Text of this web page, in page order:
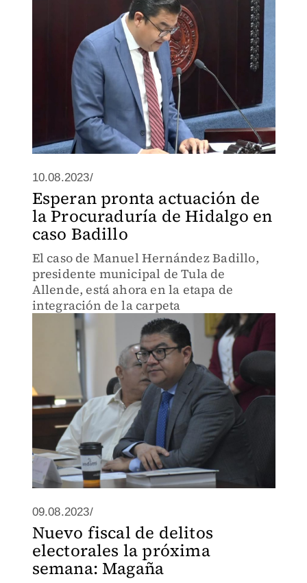
10.08.2023/
Esperan pronta actuación de
la Procuraduría de Hidalgo en
caso Badillo
El caso de Manuel Hernández Badillo,
presidente municipal de Tula de
Allende, está ahora en la etapa de
integración de la carpeta
09.08.2023/
Nuevo fiscal de delitos
electorales la próxima
semana: Magaña